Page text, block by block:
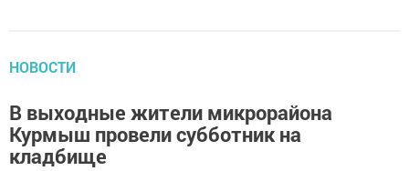
НОВОСТИ
В выходные жители микрорайона
Курмыш провели субботник на
кладбище